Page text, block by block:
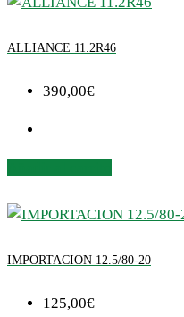
ALLIANCE 11.2R46
390,00€
IMPORTACION 12.5/80-20
125,00€